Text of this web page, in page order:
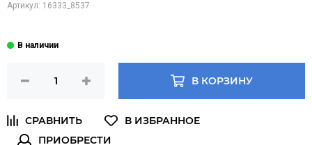
Артикул: 16333_8537
В КОРЗИНУ